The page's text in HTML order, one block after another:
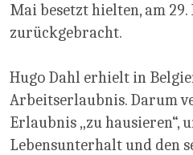
Mai besetzt hielten, am
zurückgebracht.
Hugo Dahl erhielt in
Arbeitserlaubnis. Darum
Erlaubnis „zu hausieren“,
Lebensunterhalt und den